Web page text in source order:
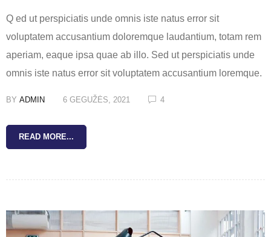
Q ed ut perspiciatis unde omnis iste natus error sit
voluptatem accusantium doloremque laudantium, totam rem
aperiam, eaque ipsa quae ab illo. Sed ut perspiciatis unde
omnis iste natus error sit voluptatem accusantium loremque.
BY ADMIN 6 GEGUŽĖS, 2021 4
READ MORE...